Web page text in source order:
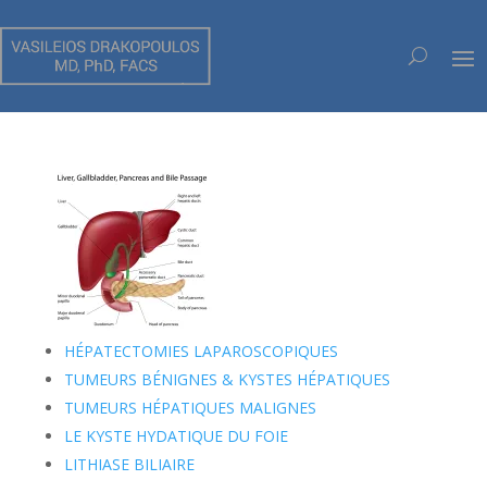
CHIRURGIE LAPAROSCOPIQUE HÉPATO-
HÉPATECTOMIES LAPAROSCOPIQUES
TUMEURS BÉNIGNES & KYSTES HÉPATIQUES
TUMEURS HÉPATIQUES MALIGNES
LE KYSTE HYDATIQUE DU FOIE
LITHIASE BILIAIRE